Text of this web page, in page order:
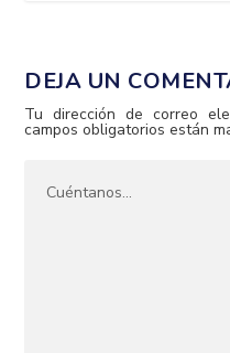
DEJA UN
Tu dirección de correo
campos obligatorios están